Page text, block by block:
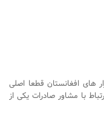
های افغانستان قطعا اصلی
با مشاور صادرات یکی از